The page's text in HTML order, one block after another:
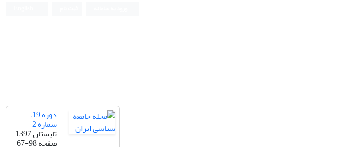
دوره 19،
شماره 2
تابستان 1397
صفحه67-98